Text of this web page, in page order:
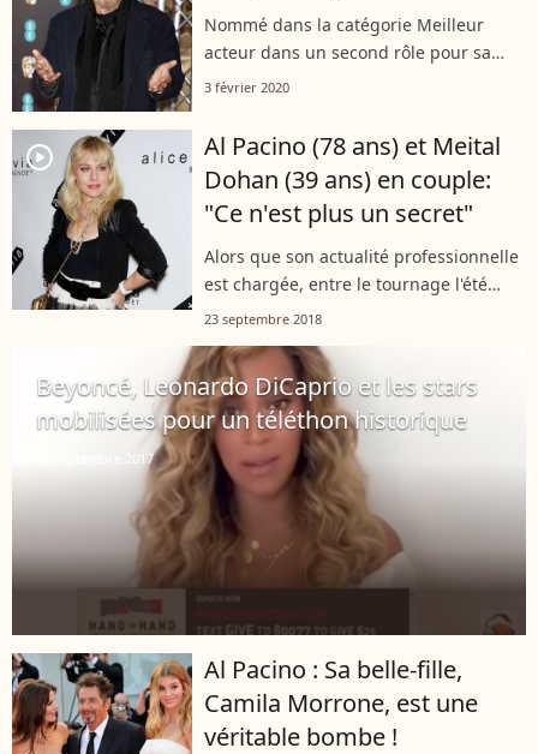
Nommé dans la catégorie Meilleur
acteur dans un second rôle pour sa
performance dans le thriller "The
édition des BAFTA dimanche soir.
Mais...
3 février 2020
player2
Al Pacino (78 ans) et Meital
Dohan (39 ans) en couple:
"Ce n'est plus un secret"
Alors que son actualité professionnelle
est chargée, entre le tournage l'été
dernier du nouveau Tarantino, la
Scorsese et sa venue en France pour...
23 septembre 2018
player2
Beyoncé, Leonardo DiCaprio et les stars
mobilisées pour un téléthon historique
13 septembre 2017
Al Pacino : Sa belle-fille,
Camila Morrone, est une
véritable bombe !